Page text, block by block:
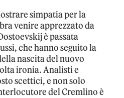
simpatia per la
venire apprezzato da
è passata
che hanno seguito la
nascita del nuovo
ironia. Analisti e
scettici, e non solo
del Cremlino è